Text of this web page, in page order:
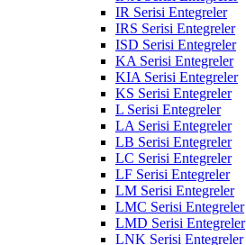
IR Serisi Entegreler
IRS Serisi Entegreler
ISD Serisi Entegreler
KA Serisi Entegreler
KIA Serisi Entegreler
KS Serisi Entegreler
L Serisi Entegreler
LA Serisi Entegreler
LB Serisi Entegreler
LC Serisi Entegreler
LF Serisi Entegreler
LM Serisi Entegreler
LMC Serisi Entegreler
LMD Serisi Entegreler
LNK Serisi Entegreler